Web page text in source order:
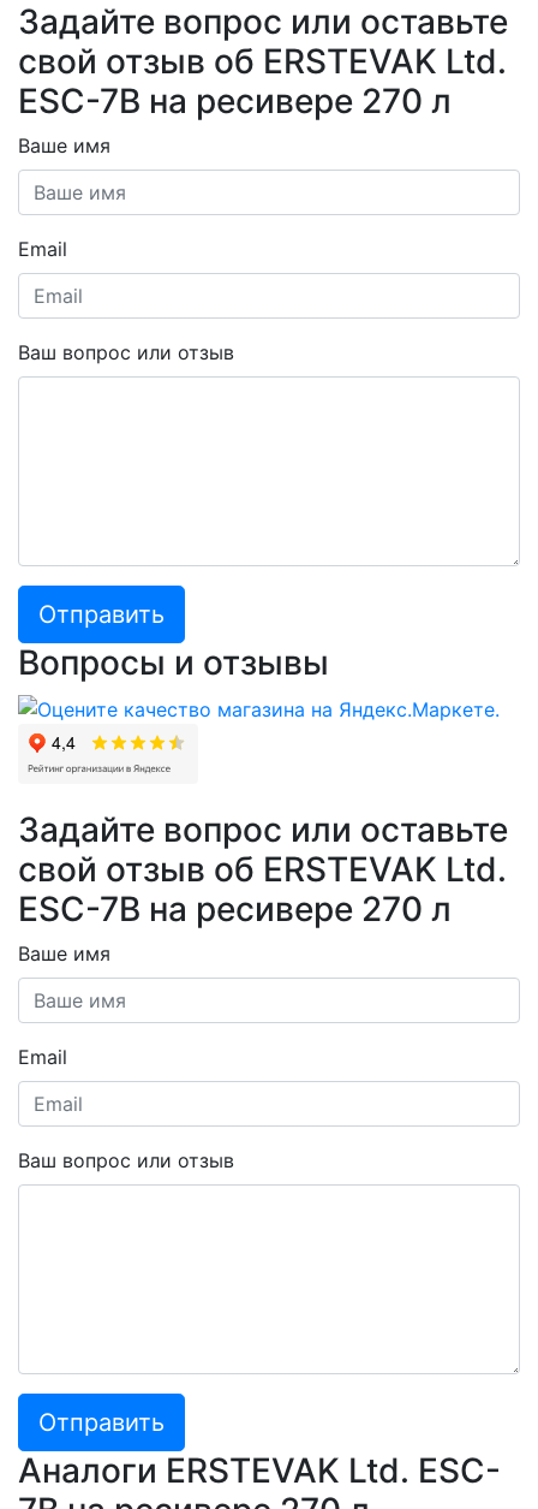
Задайте вопрос или оставьте
свой отзыв об ERSTEVAK Ltd.
ESC-7B на ресивере 270 л
Ваше имя
Email
Ваш вопрос или отзыв
Отправить
Вопросы и отзывы
Задайте вопрос или оставьте
свой отзыв об ERSTEVAK Ltd.
ESC-7B на ресивере 270 л
Ваше имя
Email
Ваш вопрос или отзыв
Отправить
Аналоги ERSTEVAK Ltd. ESC-